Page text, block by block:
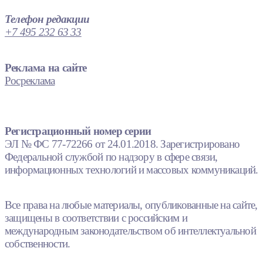
Телефон редакции
+7 495 232 63 33
Реклама на сайте
Росреклама
Регистрационный номер серии
ЭЛ № ФС 77-72266 от 24.01.2018. Зарегистрировано
Федеральной службой по надзору в сфере связи,
информационных технологий и массовых коммуникаций.
Все права на любые материалы, опубликованные на сайте,
защищены в соответствии с российским и
международным законодательством об интеллектуальной
собственности.